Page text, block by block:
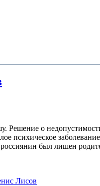
Решение о
был лишен
Лисов